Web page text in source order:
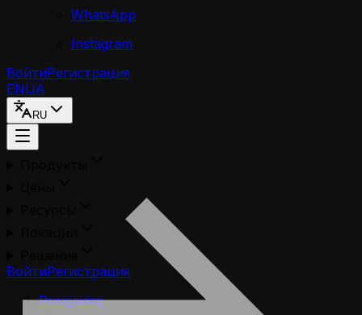
WhatsApp
Instagram
ВойтиРегистрация
ENUA
RU
ВойтиРегистрация
Proxywing